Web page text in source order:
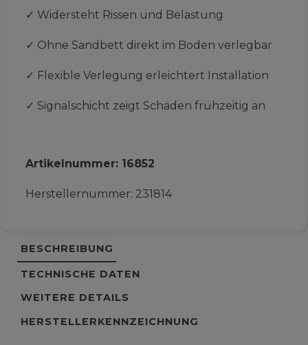
✓ Widersteht Rissen und Belastung
✓ Ohne Sandbett direkt im Boden verlegbar
✓ Flexible Verlegung erleichtert Installation
✓ Signalschicht zeigt Schäden frühzeitig an
Artikelnummer: 16852
Herstellernummer: 231814
BESCHREIBUNG
TECHNISCHE DATEN
WEITERE DETAILS
HERSTELLERKENNZEICHNUNG